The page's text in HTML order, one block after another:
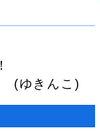
(ゆきんこ )